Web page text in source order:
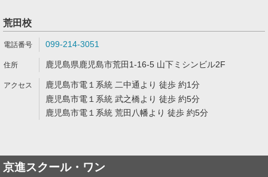
荒田校
099-214-3051
鹿児島県鹿児島市荒田1-16-5 山下ミシンビル2F
鹿児島市電１系統 二中通より 徒歩 約1分
鹿児島市電１系統 武之橋より 徒歩 約5分
鹿児島市電１系統 荒田八幡より 徒歩 約5分
京進スクール・ワン